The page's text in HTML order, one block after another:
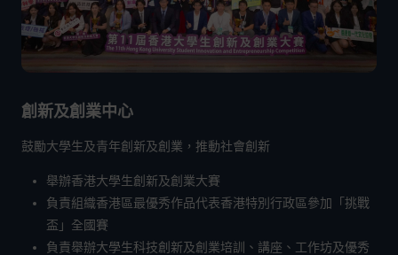
創新及創業中心
鼓勵大學生及青年創新及創業，推動社會創新
舉辦香港大學生創新及創業大賽
負責組織香港區最優秀作品代表香港特別行政區參加「挑戰
盃」全國賽
負責舉辦大學生科技創新及創業培訓、講座、工作坊及優秀